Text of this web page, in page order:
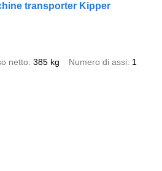
transporter Kipper
netto 385 kg Numero di assi 1